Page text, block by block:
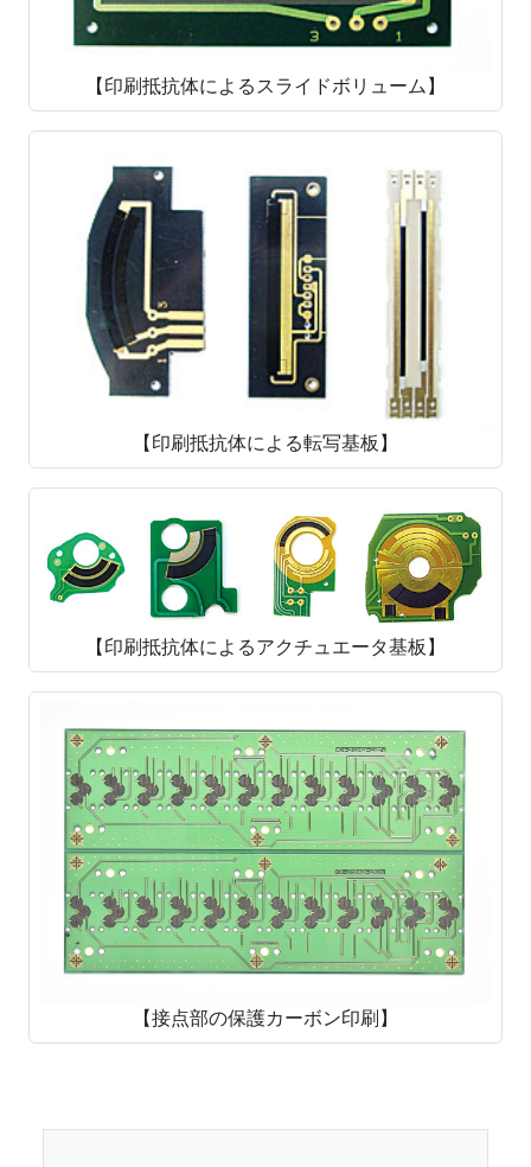
【印刷抵抗体によるスライドボリューム】
【印刷抵抗体による転写基板】
【印刷抵抗体によるアクチュエータ基板】
【接点部の保護カーボン印刷】